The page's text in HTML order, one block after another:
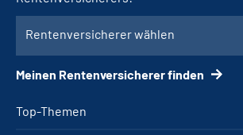
Top-Themen
Rentenversicherer wählen
Meinen Rentenversicherer finden